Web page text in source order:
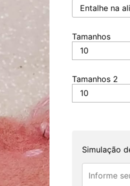
Tamanhos
Tamanhos 2
Simulação